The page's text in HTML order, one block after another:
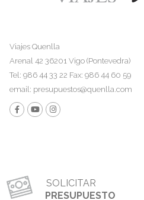
Viajes Quenlla
Arenal 42 36201 Vigo (Pontevedra)
Tel: 986 44 33 22 Fax: 986 44 60 59
email: presupuestos@quenlla.com
SOLICITAR
PRESUPUESTO